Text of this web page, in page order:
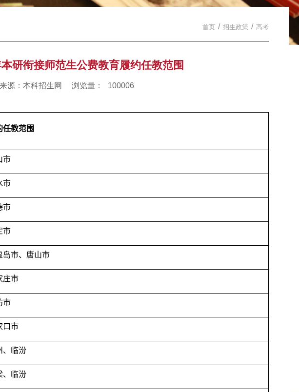
首页 / 招生政策 / 高考
研衔接师范生公费教育履约任教范围
来源：本科招生网 浏览量： 100006
任教范围
市
市
市
市
岛市、唐山市
庄市
市
口市
、临汾
、临汾